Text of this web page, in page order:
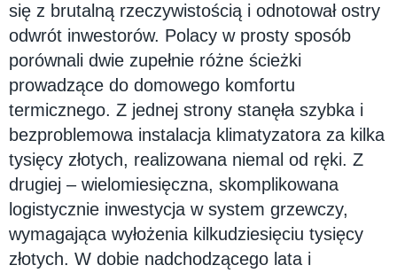
się z brutalną rzeczywistością i odnotował ostry
odwrót inwestorów. Polacy w prosty sposób
porównali dwie zupełnie różne ścieżki
prowadzące do domowego komfortu
termicznego. Z jednej strony stanęła szybka i
bezproblemowa instalacja klimatyzatora za kilka
tysięcy złotych, realizowana niemal od ręki. Z
drugiej – wielomiesięczna, skomplikowana
logistycznie inwestycja w system grzewczy,
wymagająca wyłożenia kilkudziesięciu tysięcy
złotych. W dobie nadchodzącego lata i